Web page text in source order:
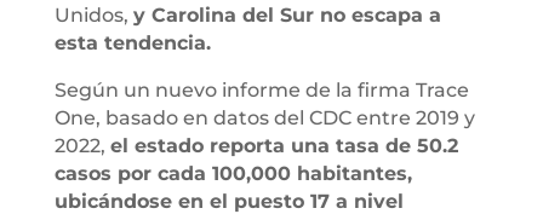
Unidos, y Carolina del Sur no escapa a
esta tendencia.
Según un nuevo informe de la firma Trace
One, basado en datos del CDC entre 2019 y
2022, el estado reporta una tasa de 50.2
casos por cada 100,000 habitantes,
ubicándose en el puesto 17 a nivel